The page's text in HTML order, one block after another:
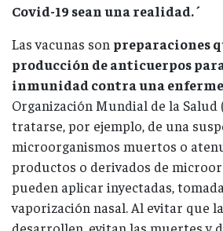
Covid-19 sean una realidad. ´
Las vacunas son preparaciones
producción de anticuerpos
inmunidad contra una
Organización Mundial de la Salud
tratarse, por ejemplo, de una
microorganismos muertos o
productos o derivados de
pueden aplicar inyectadas,
vaporización nasal. Al evitar que